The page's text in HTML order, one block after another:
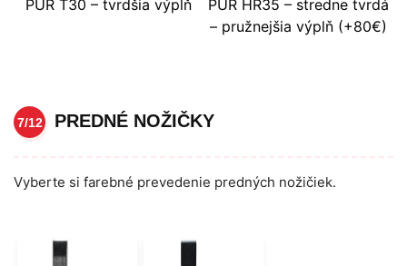
PUR T30 – tvrdšia výplň
PUR HR35 – stredne tvrdá
– pružnejšia výplň (+80€)
7/12 PREDNÉ NOŽIČKY
Vyberte si farebné prevedenie predných nožičiek.